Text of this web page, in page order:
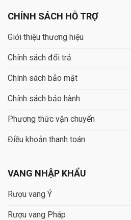
CHÍNH SÁCH HỖ TRỢ
Giới thiệu thương hiệu
Chính sách đổi trả
Chính sách bảo mật
Chính sách bảo hành
Phương thức vận chuyển
Điều khoản thanh toán
VANG NHẬP KHẨU
Rượu vang Ý
Rượu vang Pháp